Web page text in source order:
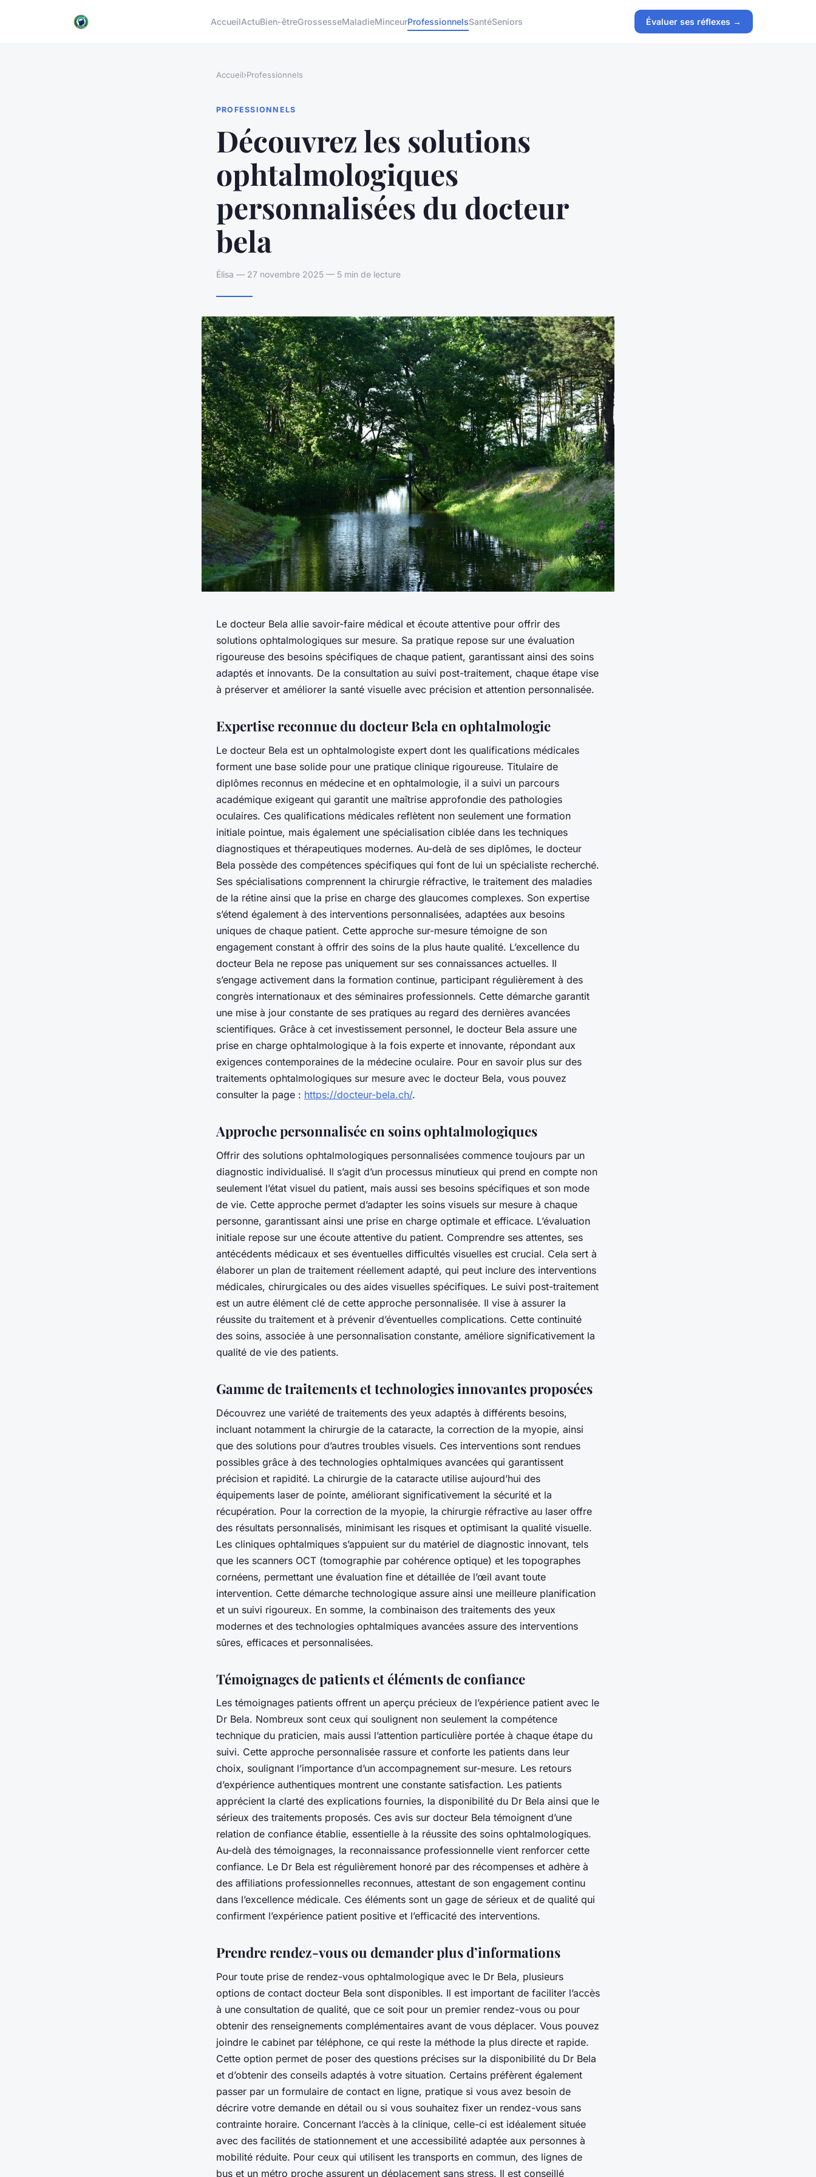
AccueilActuBien-êtreGrossesseMaladieMinceurProfessionnelsSantéSeniors Évaluer ses réflexes →
Accueil›Professionnels
PROFESSIONNELS
Découvrez les solutions
ophtalmologiques
personnalisées du docteur
bela
Élisa — 27 novembre 2025 — 5 min de lecture
Le docteur Bela allie savoir-faire médical et écoute attentive pour offrir des
solutions ophtalmologiques sur mesure. Sa pratique repose sur une évaluation
rigoureuse des besoins spécifiques de chaque patient, garantissant ainsi des soins
adaptés et innovants. De la consultation au suivi post-traitement, chaque étape vise
à préserver et améliorer la santé visuelle avec précision et attention personnalisée.
Expertise reconnue du docteur Bela en ophtalmologie
Le docteur Bela est un ophtalmologiste expert dont les qualifications médicales
forment une base solide pour une pratique clinique rigoureuse. Titulaire de
diplômes reconnus en médecine et en ophtalmologie, il a suivi un parcours
académique exigeant qui garantit une maîtrise approfondie des pathologies
oculaires. Ces qualifications médicales reflètent non seulement une formation
initiale pointue, mais également une spécialisation ciblée dans les techniques
diagnostiques et thérapeutiques modernes. Au-delà de ses diplômes, le docteur
Bela possède des compétences spécifiques qui font de lui un spécialiste recherché.
Ses spécialisations comprennent la chirurgie réfractive, le traitement des maladies
de la rétine ainsi que la prise en charge des glaucomes complexes. Son expertise
s’étend également à des interventions personnalisées, adaptées aux besoins
uniques de chaque patient. Cette approche sur-mesure témoigne de son
engagement constant à offrir des soins de la plus haute qualité. L’excellence du
docteur Bela ne repose pas uniquement sur ses connaissances actuelles. Il
s’engage activement dans la formation continue, participant régulièrement à des
congrès internationaux et des séminaires professionnels. Cette démarche garantit
une mise à jour constante de ses pratiques au regard des dernières avancées
scientifiques. Grâce à cet investissement personnel, le docteur Bela assure une
prise en charge ophtalmologique à la fois experte et innovante, répondant aux
exigences contemporaines de la médecine oculaire. Pour en savoir plus sur des
traitements ophtalmologiques sur mesure avec le docteur Bela, vous pouvez
consulter la page : https://docteur-bela.ch/.
Approche personnalisée en soins ophtalmologiques
Offrir des solutions ophtalmologiques personnalisées commence toujours par un
diagnostic individualisé. Il s’agit d’un processus minutieux qui prend en compte non
seulement l’état visuel du patient, mais aussi ses besoins spécifiques et son mode
de vie. Cette approche permet d’adapter les soins visuels sur mesure à chaque
personne, garantissant ainsi une prise en charge optimale et efficace. L’évaluation
initiale repose sur une écoute attentive du patient. Comprendre ses attentes, ses
antécédents médicaux et ses éventuelles difficultés visuelles est crucial. Cela sert à
élaborer un plan de traitement réellement adapté, qui peut inclure des interventions
médicales, chirurgicales ou des aides visuelles spécifiques. Le suivi post-traitement
est un autre élément clé de cette approche personnalisée. Il vise à assurer la
réussite du traitement et à prévenir d’éventuelles complications. Cette continuité
des soins, associée à une personnalisation constante, améliore significativement la
qualité de vie des patients.
Gamme de traitements et technologies innovantes proposées
Découvrez une variété de traitements des yeux adaptés à différents besoins,
incluant notamment la chirurgie de la cataracte, la correction de la myopie, ainsi
que des solutions pour d’autres troubles visuels. Ces interventions sont rendues
possibles grâce à des technologies ophtalmiques avancées qui garantissent
précision et rapidité. La chirurgie de la cataracte utilise aujourd’hui des
équipements laser de pointe, améliorant significativement la sécurité et la
récupération. Pour la correction de la myopie, la chirurgie réfractive au laser offre
des résultats personnalisés, minimisant les risques et optimisant la qualité visuelle.
Les cliniques ophtalmiques s’appuient sur du matériel de diagnostic innovant, tels
que les scanners OCT (tomographie par cohérence optique) et les topographes
cornéens, permettant une évaluation fine et détaillée de l’œil avant toute
intervention. Cette démarche technologique assure ainsi une meilleure planification
et un suivi rigoureux. En somme, la combinaison des traitements des yeux
modernes et des technologies ophtalmiques avancées assure des interventions
sûres, efficaces et personnalisées.
Témoignages de patients et éléments de confiance
Les témoignages patients offrent un aperçu précieux de l’expérience patient avec le
Dr Bela. Nombreux sont ceux qui soulignent non seulement la compétence
technique du praticien, mais aussi l’attention particulière portée à chaque étape du
suivi. Cette approche personnalisée rassure et conforte les patients dans leur
choix, soulignant l’importance d’un accompagnement sur-mesure. Les retours
d’expérience authentiques montrent une constante satisfaction. Les patients
apprécient la clarté des explications fournies, la disponibilité du Dr Bela ainsi que le
sérieux des traitements proposés. Ces avis sur docteur Bela témoignent d’une
relation de confiance établie, essentielle à la réussite des soins ophtalmologiques.
Au-delà des témoignages, la reconnaissance professionnelle vient renforcer cette
confiance. Le Dr Bela est régulièrement honoré par des récompenses et adhère à
des affiliations professionnelles reconnues, attestant de son engagement continu
dans l’excellence médicale. Ces éléments sont un gage de sérieux et de qualité qui
confirment l’expérience patient positive et l’efficacité des interventions.
Prendre rendez-vous ou demander plus d’informations
Pour toute prise de rendez-vous ophtalmologique avec le Dr Bela, plusieurs
options de contact docteur Bela sont disponibles. Il est important de faciliter l’accès
à une consultation de qualité, que ce soit pour un premier rendez-vous ou pour
obtenir des renseignements complémentaires avant de vous déplacer. Vous pouvez
joindre le cabinet par téléphone, ce qui reste la méthode la plus directe et rapide.
Cette option permet de poser des questions précises sur la disponibilité du Dr Bela
et d’obtenir des conseils adaptés à votre situation. Certains préfèrent également
passer par un formulaire de contact en ligne, pratique si vous avez besoin de
décrire votre demande en détail ou si vous souhaitez fixer un rendez-vous sans
contrainte horaire. Concernant l’accès à la clinique, celle-ci est idéalement située
avec des facilités de stationnement et une accessibilité adaptée aux personnes à
mobilité réduite. Pour ceux qui utilisent les transports en commun, des lignes de
bus et un métro proche assurent un déplacement sans stress. Il est conseillé